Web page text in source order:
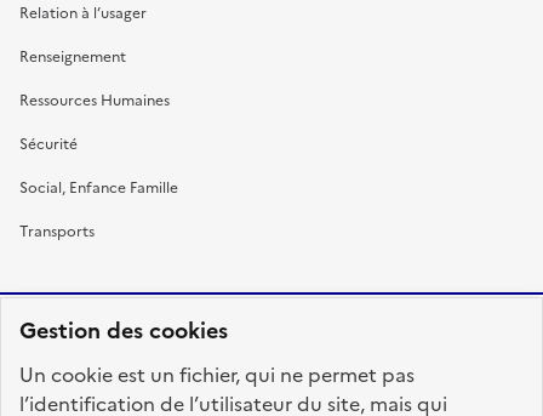
Gestion des cookies
Un cookie est un fichier, qui ne permet pas
l’identification de l’utilisateur du site, mais qui
Relation à l’usager
Renseignement
Ressources Humaines
Sécurité
Social, Enfance Famille
Transports
FRANÇAISE